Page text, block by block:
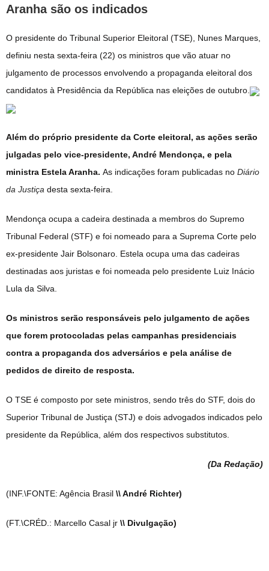
Aranha são os indicados
O presidente do Tribunal Superior Eleitoral (TSE), Nunes Marques,
definiu nesta sexta-feira (22) os ministros que vão atuar no
julgamento de processos envolvendo a propaganda eleitoral dos
candidatos à Presidência da República nas eleições de outubro.
Além do próprio presidente da Corte eleitoral, as ações serão
julgadas pelo vice-presidente, André Mendonça, e pela
ministra Estela Aranha. As indicações foram publicadas no Diário
da Justiça desta sexta-feira.
Mendonça ocupa a cadeira destinada a membros do Supremo
Tribunal Federal (STF) e foi nomeado para a Suprema Corte pelo
ex-presidente Jair Bolsonaro. Estela ocupa uma das cadeiras
destinadas aos juristas e foi nomeada pelo presidente Luiz Inácio
Lula da Silva.
Os ministros serão responsáveis pelo julgamento de ações
que forem protocoladas pelas campanhas presidenciais
contra a propaganda dos adversários e pela análise de
pedidos de direito de resposta.
O TSE é composto por sete ministros, sendo três do STF, dois do
Superior Tribunal de Justiça (STJ) e dois advogados indicados pelo
presidente da República, além dos respectivos substitutos.
(Da Redação)
(INF.\FONTE: Agência Brasil \\ André Richter)
(FT.\CRÉD.: Marcello Casal jr \\ Divulgação)